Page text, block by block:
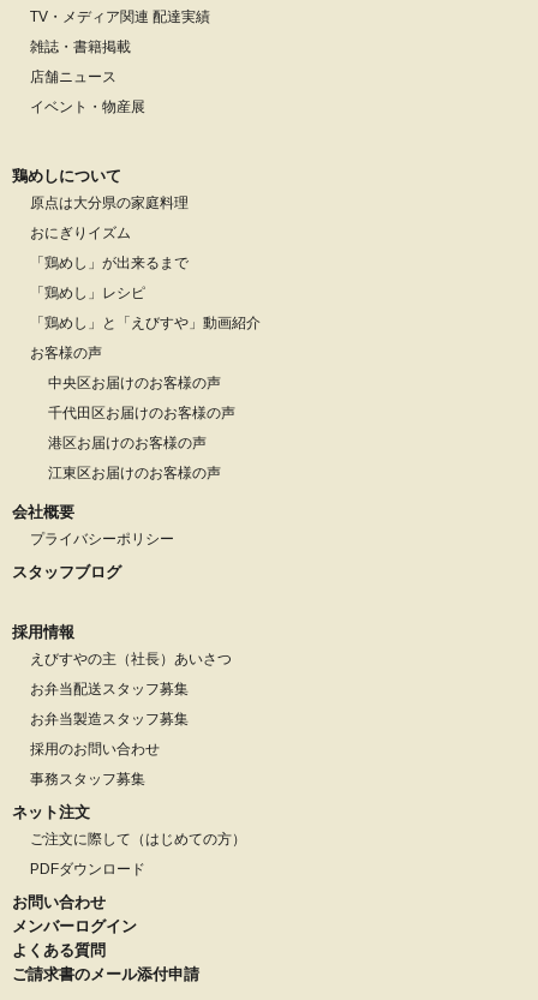
TV・メディア関連 配達実績
雑誌・書籍掲載
店舗ニュース
イベント・物産展
鶏めしについて
原点は大分県の家庭料理
おにぎりイズム
「鶏めし」が出来るまで
「鶏めし」レシピ
「鶏めし」と「えびすや」動画紹介
お客様の声
中央区お届けのお客様の声
千代田区お届けのお客様の声
港区お届けのお客様の声
江東区お届けのお客様の声
会社概要
プライバシーポリシー
スタッフブログ
採用情報
えびすやの主（社長）あいさつ
お弁当配送スタッフ募集
お弁当製造スタッフ募集
採用のお問い合わせ
事務スタッフ募集
ネット注文
ご注文に際して（はじめての方）
PDFダウンロード
お問い合わせ
メンバーログイン
よくある質問
ご請求書のメール添付申請